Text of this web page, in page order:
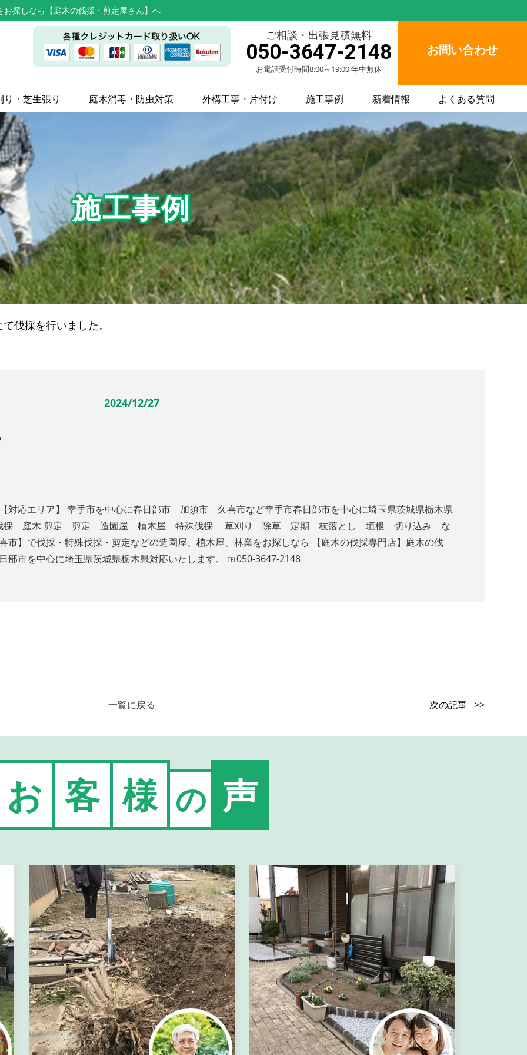
探しなら【庭木の伐採・剪定屋さん】へ
ご相談・出張見積無料
050-3647-2148
お電話受付時間8:00～19:00 年中無休
お問い合わせ
り・芝生張り 庭木消毒・防虫対策 外構工事・片付け 施工事例 新着情報 よくある質問
施工事例
伐採を行いました。
2024/12/27
対応エリア】 幸手市を中心に春日部市 加須市 久喜市など幸手市春日部市を中心に埼玉県茨城県栃木県
伐採 庭木 剪定 剪定 造園屋 植木屋 特殊伐採 草刈り 除草 定期 枝落とし 垣根 切り込み な
市】で伐採・特殊伐採・剪定などの造園屋、植木屋、林業をお探しなら 【庭木の伐採専門店】庭木の伐
部市を中心に埼玉県茨城県栃木県対応いたします。 ℡050-3647-2148
一覧に戻る 次の記事 >>
お 客 様 の 声